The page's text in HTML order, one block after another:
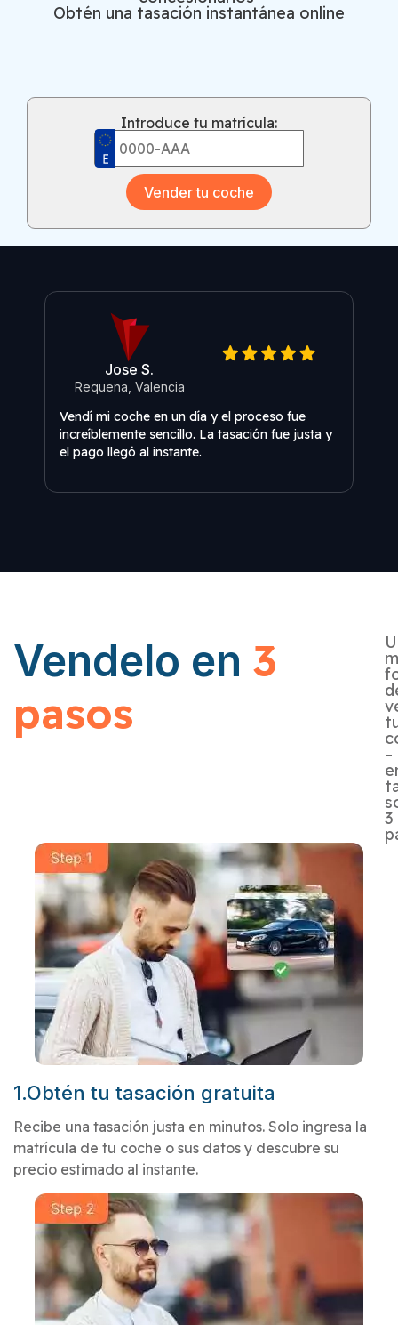
Obtén una tasación instantánea online
Introduce tu matrícula:
Vender tu coche
Jose S.
Requena, Valencia
Vendí mi coche en un día y el proceso fue
increíblemente sencillo. La tasación fue justa y
el pago llegó al instante.
Vendelo en 3
pasos
–
3
1.Obtén tu tasación gratuita
Recibe una tasación justa en minutos. Solo ingresa la
matrícula de tu coche o sus datos y descubre su
precio estimado al instante.